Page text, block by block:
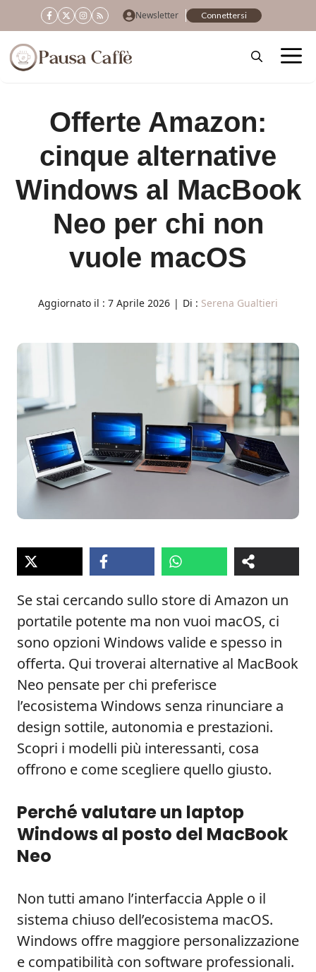
al
contenuto
Newsletter Connettersi
Offerte Amazon:
cinque alternative
Windows al MacBook
Neo per chi non
vuole macOS
Aggiornato il : 7 Aprile 2026 | Di : Serena Gualtieri
Se stai cercando sullo store di Amazon un
portatile potente ma non vuoi macOS, ci
sono opzioni Windows valide e spesso in
offerta. Qui troverai alternative al MacBook
Neo pensate per chi preferisce
l’ecosistema Windows senza rinunciare a
design sottile, autonomia e prestazioni.
Scopri i modelli più interessanti, cosa
offrono e come scegliere quello giusto.
Perché valutare un laptop
Windows al posto del MacBook
Neo
Non tutti amano l’interfaccia Apple o il
sistema chiuso dell’ecosistema macOS.
Windows offre maggiore personalizzazione
e compatibilità con software professionali.